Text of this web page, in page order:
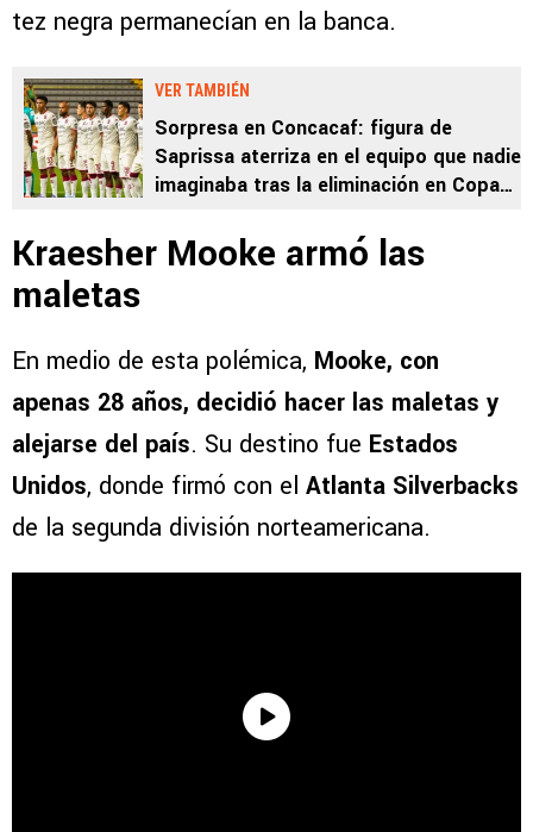
tez negra permanecían en la banca.
VER TAMBIÉN
Sorpresa en Concacaf: figura de
Saprissa aterriza en el equipo que nadie
imaginaba tras la eliminación en Copa
Kraesher Mooke armó las
maletas
En medio de esta polémica, Mooke, con
apenas 28 años, decidió hacer las maletas y
alejarse del país. Su destino fue Estados
Unidos, donde firmó con el Atlanta Silverbacks
de la segunda división norteamericana.